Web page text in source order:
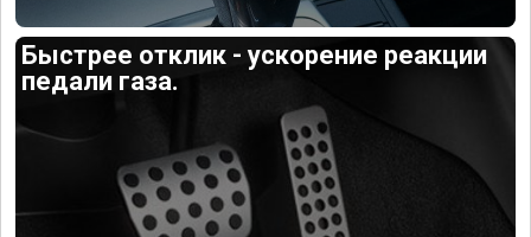
Быстрее отклик - ускорение реакции
педали газа.